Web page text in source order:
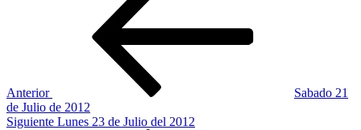
Anterior
Sabado 21
de Julio de 2012
Siguiente
Siguiente Lunes 23 de Julio del 2012